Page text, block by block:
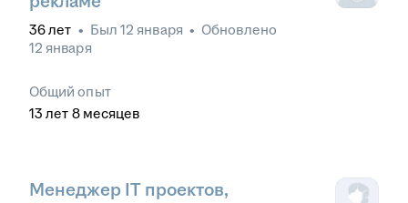
36лет • Был 12 января • Обновлено
12 января
Общий опыт
13 лет 8 месяцев
Менеджер IT проектов,